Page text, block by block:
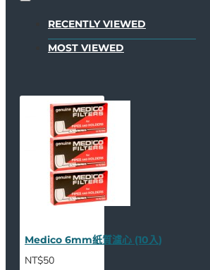
RECENTLY VIEWED
MOST VIEWED
Medico 6mm紙質濾心 (10入)
NT$50